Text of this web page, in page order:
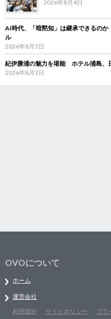
2026年8月4日
AI時代、「暗黙知」は継承できるの
ル
2026年8月3日
紀伊勝浦の魅力を堪能 ホテル浦島、
2026年8月3日
OVOについて
ホーム
運営会社
利用規約
サイトポリシー プラ